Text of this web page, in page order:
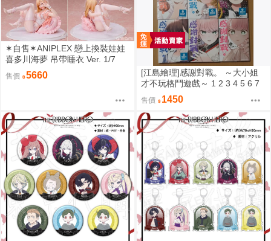
✶自售✶ANIPLEX 戀上換裝娃娃
喜多川海夢 吊帶睡衣 Ver. 1/7
售價 5660
[江島繪理]感謝對戰。 ～大小姐
才不玩格鬥遊戲～ 1 2 3 4 5 6 7
8 9 首刷 平裝
售價 1450